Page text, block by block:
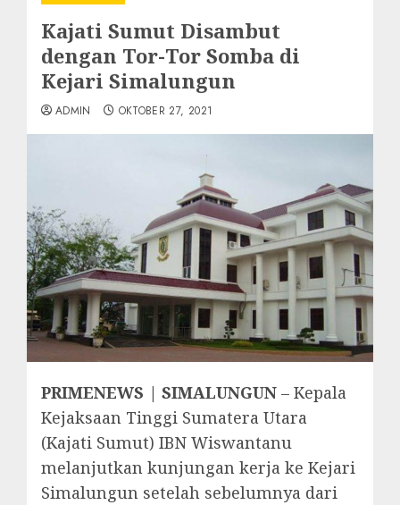
Kajati Sumut Disambut
dengan Tor-Tor Somba di
Kejari Simalungun
ADMIN OKTOBER 27, 2021
PRIMENEWS | SIMALUNGUN – Kepala
Kejaksaan Tinggi Sumatera Utara
(Kajati Sumut) IBN Wiswantanu
melanjutkan kunjungan kerja ke Kejari
Simalungun setelah sebelumnya dari